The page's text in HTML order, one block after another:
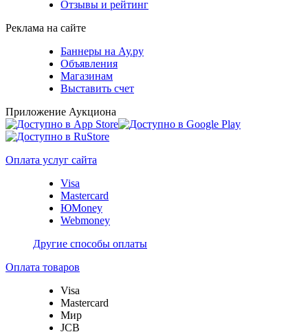
Отзывы и рейтинг
Реклама на сайте
Баннеры на Ау.ру
Объявления
Магазинам
Выставить счет
Приложение Аукциона
Оплата услуг сайта
Visa
Mastercard
ЮMoney
Webmoney
Другие способы оплаты
Оплата товаров
Visa
Mastercard
Мир
JCB